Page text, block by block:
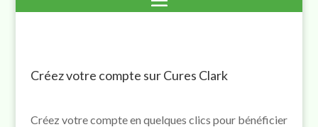
Créez votre compte sur Cures Clark
Créez votre compte en quelques clics pour bénéficier